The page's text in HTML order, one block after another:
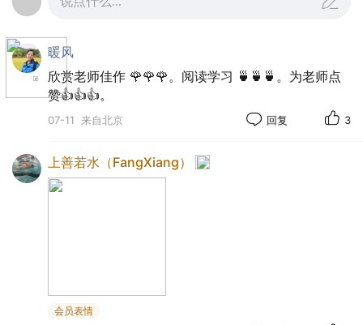
风来雨走是朋友，风来雨奏是知己。
好几张的从前，想来是我高估了咱们，藏在相册里
暖风
欣赏老师佳作 🌹🌹🌹。阅读学习 🍵🍵🍵。为老师点
赞👍👍👍。
07-11 来自北京 回复 3
上善若水（FangXiang）
会员表情